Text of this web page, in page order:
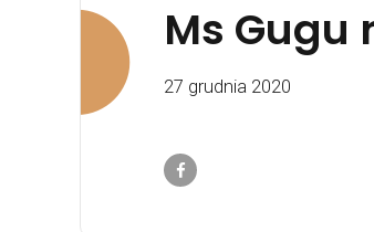
Ms Gugu
27 grudnia 2020